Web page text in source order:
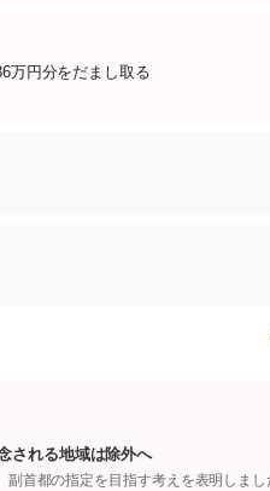
円分をだまし取る
される地域は除外へ
首都の指定を目指す考えを表明しま